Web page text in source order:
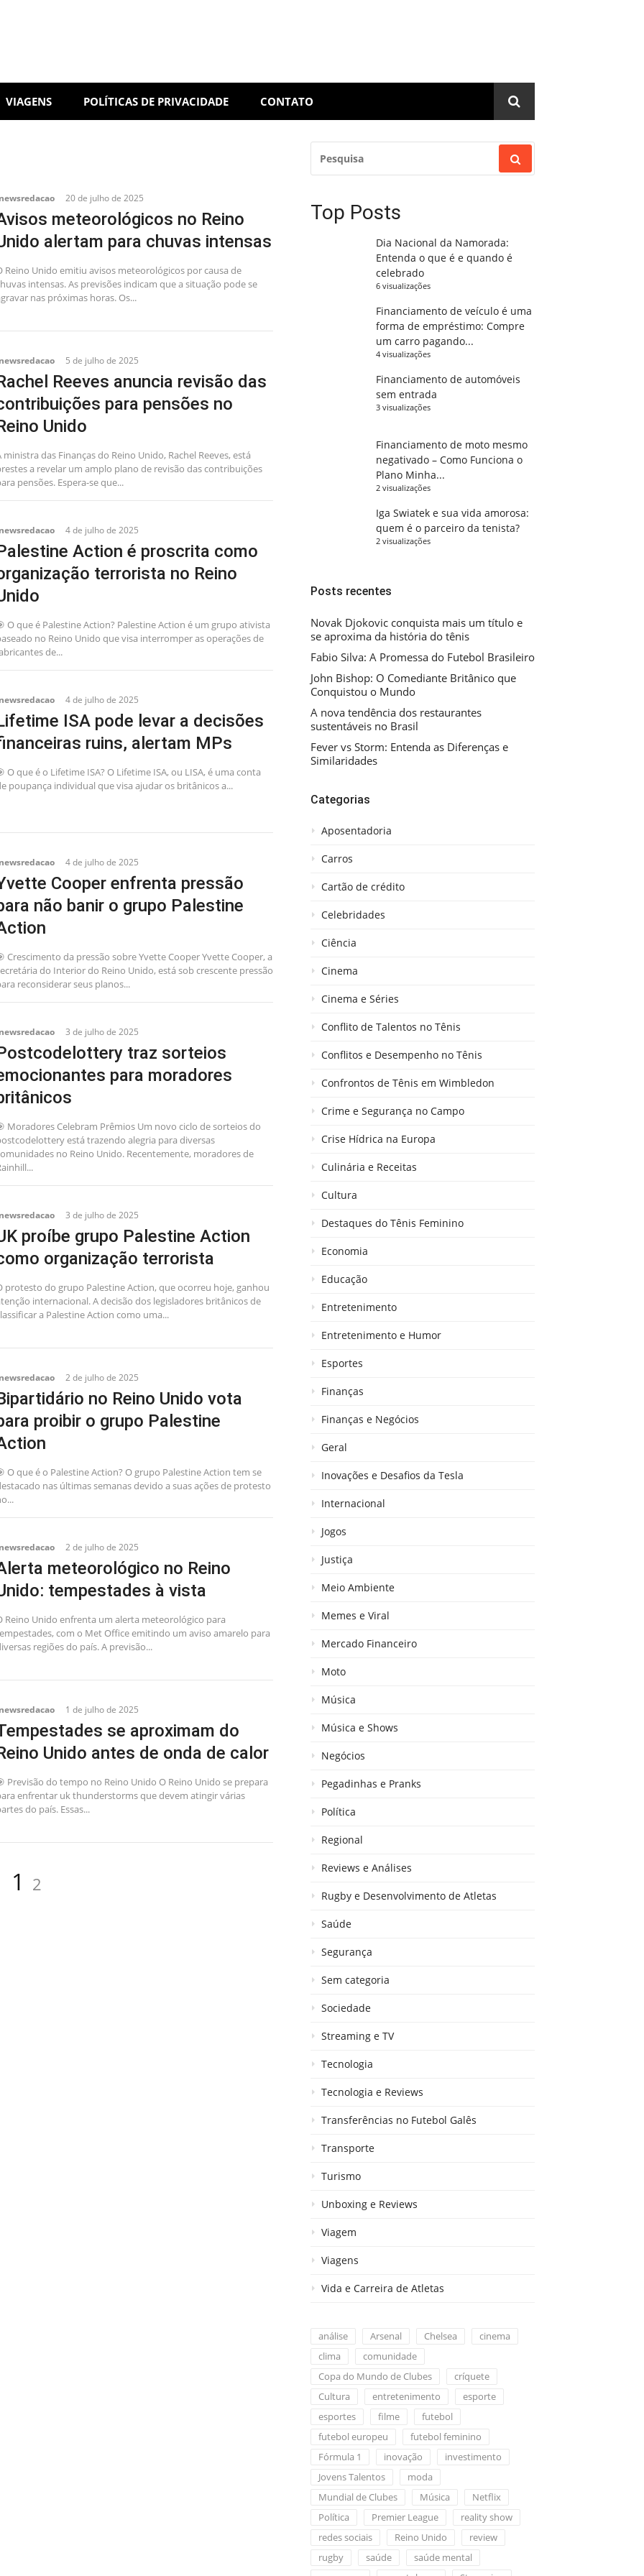
VIAGENS POLÍTICAS DE PRIVACIDADE CONTATO
20 de julho de 2025
meteorológicos no Reino
alertam para chuvas intensas
Reino Unido emitiu avisos meteorológicos por causa de
intensas. As previsões indicam que a situação pode se
nas próximas horas. Os...
5 de julho de 2025
Reeves anuncia revisão das
para pensões no
Unido
ministra das Finanças do Reino Unido, Rachel Reeves, está
a revelar um amplo plano de revisão das contribuições
pensões. Espera-se que...
4 de julho de 2025
Action é proscrita como
terrorista no Reino
O que é Palestine Action? Palestine Action é um grupo ativista
no Reino Unido que visa interromper as operações de
de...
4 de julho de 2025
ISA pode levar a decisões
ruins, alertam MPs
O que é o Lifetime ISA? O Lifetime ISA, ou LISA, é uma conta
poupança individual que visa ajudar os britânicos a...
4 de julho de 2025
Cooper enfrenta pressão
não banir o grupo Palestine
Crescimento da pressão sobre Yvette Cooper Yvette Cooper, a
do Interior do Reino Unido, está sob crescente pressão
reconsiderar seus planos...
3 de julho de 2025
traz sorteios
para moradores
Moradores Celebram Prêmios Um novo ciclo de sorteios do
está trazendo alegria para diversas
no Reino Unido. Recentemente, moradores de
3 de julho de 2025
proíbe grupo Palestine Action
organização terrorista
protesto do grupo Palestine Action, que ocorreu hoje, ganhou
internacional. A decisão dos legisladores britânicos de
a Palestine Action como uma...
2 de julho de 2025
no Reino Unido vota
proibir o grupo Palestine
O que é o Palestine Action? O grupo Palestine Action tem se
nas últimas semanas devido a suas ações de protesto
2 de julho de 2025
meteorológico no Reino
tempestades à vista
Reino Unido enfrenta um alerta meteorológico para
com o Met Office emitindo um aviso amarelo para
regiões do país. A previsão...
1 de julho de 2025
se aproximam do
Unido antes de onda de calor
Previsão do tempo no Reino Unido O Reino Unido se prepara
enfrentar uk thunderstorms que devem atingir várias
do país. Essas...
Página
1 Página
2
POR:
Top Posts
Dia Nacional da Namorada:
Entenda o que é e quando é
celebrado
6 visualizações
Financiamento de veículo é uma
forma de empréstimo: Compre
um carro pagando...
4 visualizações
Financiamento de automóveis
sem entrada
3 visualizações
Financiamento de moto mesmo
negativado – Como Funciona o
Plano Minha...
2 visualizações
Iga Swiatek e sua vida amorosa:
quem é o parceiro da tenista?
2 visualizações
Posts recentes
Novak Djokovic conquista mais um título e
se aproxima da história do tênis
Fabio Silva: A Promessa do Futebol Brasileiro
John Bishop: O Comediante Britânico que
Conquistou o Mundo
A nova tendência dos restaurantes
sustentáveis no Brasil
Fever vs Storm: Entenda as Diferenças e
Similaridades
Categorias
Aposentadoria
Carros
Cartão de crédito
Celebridades
Ciência
Cinema
Cinema e Séries
Conflito de Talentos no Tênis
Conflitos e Desempenho no Tênis
Confrontos de Tênis em Wimbledon
Crime e Segurança no Campo
Crise Hídrica na Europa
Culinária e Receitas
Cultura
Destaques do Tênis Feminino
Economia
Educação
Entretenimento
Entretenimento e Humor
Esportes
Finanças
Finanças e Negócios
Geral
Inovações e Desafios da Tesla
Internacional
Jogos
Justiça
Meio Ambiente
Memes e Viral
Mercado Financeiro
Moto
Música
Música e Shows
Negócios
Pegadinhas e Pranks
Política
Regional
Reviews e Análises
Rugby e Desenvolvimento de Atletas
Saúde
Segurança
Sem categoria
Sociedade
Streaming e TV
Tecnologia
Tecnologia e Reviews
Transferências no Futebol Galês
Transporte
Turismo
Unboxing e Reviews
Viagem
Viagens
Vida e Carreira de Atletas
análise Arsenal Chelsea
cinema
clima
comunidade
Copa do Mundo de Clubes
críquete
Cultura
entretenimento
esporte
esportes
filme
futebol
futebol europeu
futebol feminino
Fórmula 1
inovação
investimento
Jovens Talentos
moda
Mundial de Clubes
Música
Netflix
Política
Premier League
reality show
redes sociais
Reino Unido
review
rugby
saúde
saúde mental